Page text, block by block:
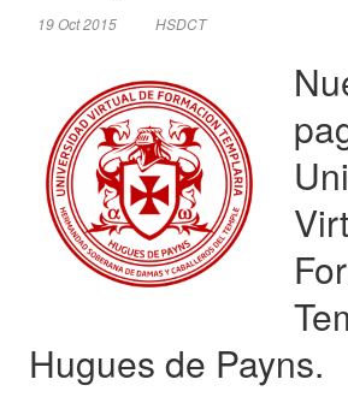
19 Oct 2015 HSDCT
Hugues de Payns.